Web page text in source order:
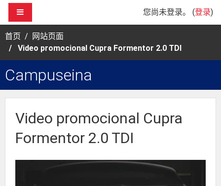
跳到主要内容
您尚未登录。 (登录)
首页
网站页面
Video promocional Cupra Formentor 2.0 TDI
Campuseina
Video promocional Cupra
Formentor 2.0 TDI